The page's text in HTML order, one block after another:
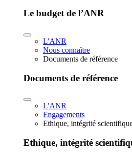
Le budget de l’ANR
L'ANR
Nous connaître
Documents de référence
Documents de référence
L'ANR
Engagements
Ethique, intégrité
Ethique, intégrité